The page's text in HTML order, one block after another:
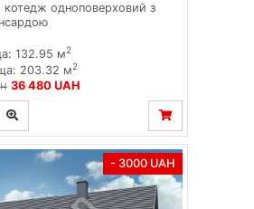
котедж одноповерховий з
132.95 м2
203.32 м2
36 480 UAH
- 3000 UAH